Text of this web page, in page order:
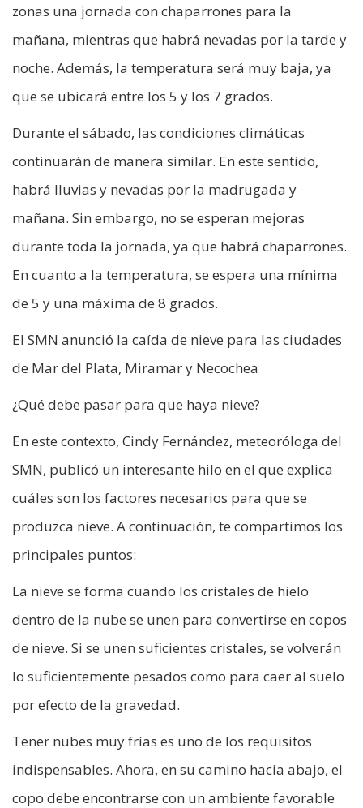
zonas una jornada con chaparrones para la
mañana, mientras que habrá nevadas por la tarde y
noche. Además, la temperatura será muy baja, ya
que se ubicará entre los 5 y los 7 grados.
Durante el sábado, las condiciones climáticas
continuarán de manera similar. En este sentido,
habrá lluvias y nevadas por la madrugada y
mañana. Sin embargo, no se esperan mejoras
durante toda la jornada, ya que habrá chaparrones.
En cuanto a la temperatura, se espera una mínima
de 5 y una máxima de 8 grados.
El SMN anunció la caída de nieve para las ciudades
de Mar del Plata, Miramar y Necochea
¿Qué debe pasar para que haya nieve?
En este contexto, Cindy Fernández, meteoróloga del
SMN, publicó un interesante hilo en el que explica
cuáles son los factores necesarios para que se
produzca nieve. A continuación, te compartimos los
principales puntos:
La nieve se forma cuando los cristales de hielo
dentro de la nube se unen para convertirse en copos
de nieve. Si se unen suficientes cristales, se volverán
lo suficientemente pesados como para caer al suelo
por efecto de la gravedad.
Tener nubes muy frías es uno de los requisitos
indispensables. Ahora, en su camino hacia abajo, el
copo debe encontrarse con un ambiente favorable